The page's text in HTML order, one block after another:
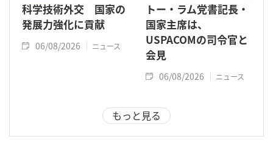
科学技術外交 国家の
発展力強化に貢献
06/08/2026 ニュース
トー・ラム党書記長・
国家主席は、
USPACOMの司令官と
会見
06/08/2026 ニュース
もっと見る